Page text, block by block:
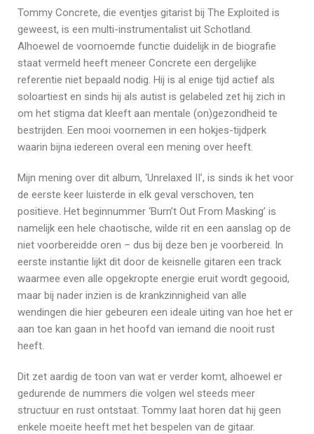
Tommy Concrete, die eventjes gitarist bij The Exploited is
geweest, is een multi-instrumentalist uit Schotland.
Alhoewel de voornoemde functie duidelijk in de biografie
staat vermeld heeft meneer Concrete een dergelijke
referentie niet bepaald nodig. Hij is al enige tijd actief als
soloartiest en sinds hij als autist is gelabeled zet hij zich in
om het stigma dat kleeft aan mentale (on)gezondheid te
bestrijden. Een mooi voornemen in een hokjes-tijdperk
waarin bijna iedereen overal een mening over heeft.
Mijn mening over dit album, ‘Unrelaxed II’, is sinds ik het voor
de eerste keer luisterde in elk geval verschoven, ten
positieve. Het beginnummer ‘Burn’t Out From Masking’ is
namelijk een hele chaotische, wilde rit en een aanslag op de
niet voorbereidde oren – dus bij deze ben je voorbereid. In
eerste instantie lijkt dit door de keisnelle gitaren een track
waarmee even alle opgekropte energie eruit wordt gegooid,
maar bij nader inzien is de krankzinnigheid van alle
wendingen die hier gebeuren een ideale uiting van hoe het er
aan toe kan gaan in het hoofd van iemand die nooit rust
heeft.
Dit zet aardig de toon van wat er verder komt, alhoewel er
gedurende de nummers die volgen wel steeds meer
structuur en rust ontstaat. Tommy laat horen dat hij geen
enkele moeite heeft met het bespelen van de gitaar.